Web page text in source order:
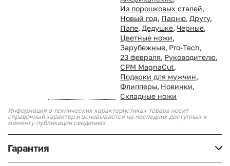
Из порошковых сталей,
Новый год, Парню, Другу,
Папе, Дедушке, Черные,
Цветные ножи,
Зарубежные, Pro-Tech,
23 февраля, Руководителю,
CPM MagnaCut,
Подарки для мужчин,
Флипперы, Новинки,
Складные ножи
Информация о технических характеристиках товара носит
справочный характер и основывается на последних доступных к
моменту публикации сведениях
Гарантия